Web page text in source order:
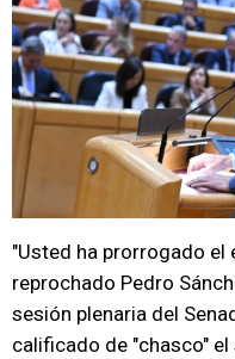
"Usted ha prorrogado el
reprochado Pedro
sesión plenaria del
calificado de "chasco"